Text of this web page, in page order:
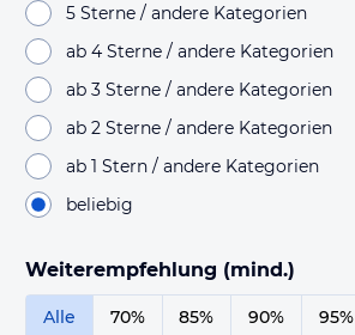
5 Sterne / andere Kategorien
ab 4 Sterne / andere Kategorien
ab 3 Sterne / andere Kategorien
ab 2 Sterne / andere Kategorien
ab 1 Stern / andere Kategorien
beliebig
Weiterempfehlung (mind.)
Alle 70% 85% 90% 95%